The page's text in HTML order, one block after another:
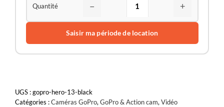
− +
Saisir ma période de location
UGS :gopro-hero-13-black
Catégories :Caméras GoPro, GoPro & Action cam, Vidéo